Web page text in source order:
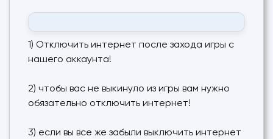
1) Отключить интернет после захода игры с
нашего аккаунта!
2) чтобы вас не выкинуло из игры вам нужно
обязательно отключить интернет!
3) если вы все же забыли выключить интернет